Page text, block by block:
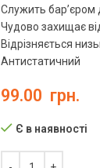
Служить бар’єром
Чудово захищає
Відрізняється
Антистатичний
99.00 грн.
Є в наявності